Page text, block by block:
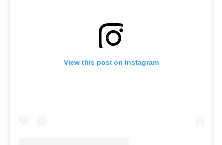
View this post on Instagram